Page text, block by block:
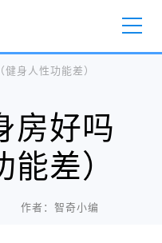
身人性功能差）
房好吗
能差）
作者：智奇小编